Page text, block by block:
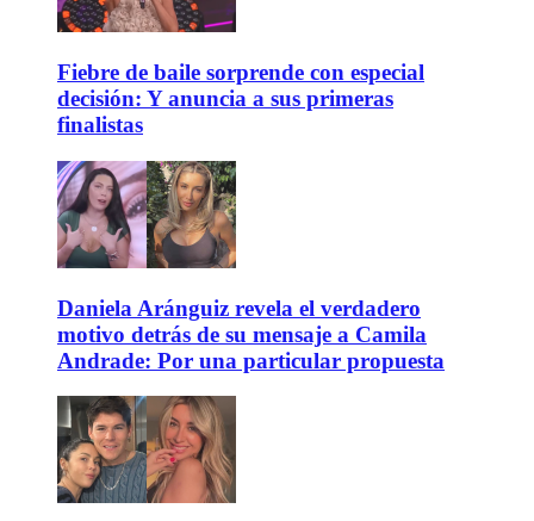
Fiebre de baile sorprende con especial
decisión: Y anuncia a sus primeras
finalistas
Daniela Aránguiz revela el verdadero
motivo detrás de su mensaje a Camila
Andrade: Por una particular propuesta